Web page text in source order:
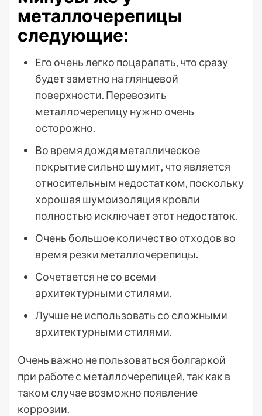
металлочерепицы
следующие:
Его очень легко поцарапать, что сразу
будет заметно на глянцевой
поверхности. Перевозить
металлочерепицу нужно очень
осторожно.
Во время дождя металлическое
покрытие сильно шумит, что является
относительным недостатком, поскольку
хорошая шумоизоляция кровли
полностью исключает этот недостаток.
Очень большое количество отходов во
время резки металлочерепицы.
Сочетается не со всеми
архитектурными стилями.
Лучше не использовать со сложными
архитектурными стилями.
Очень важно не пользоваться болгаркой
при работе с металлочерепицей, так как в
таком случае возможно появление
коррозии.